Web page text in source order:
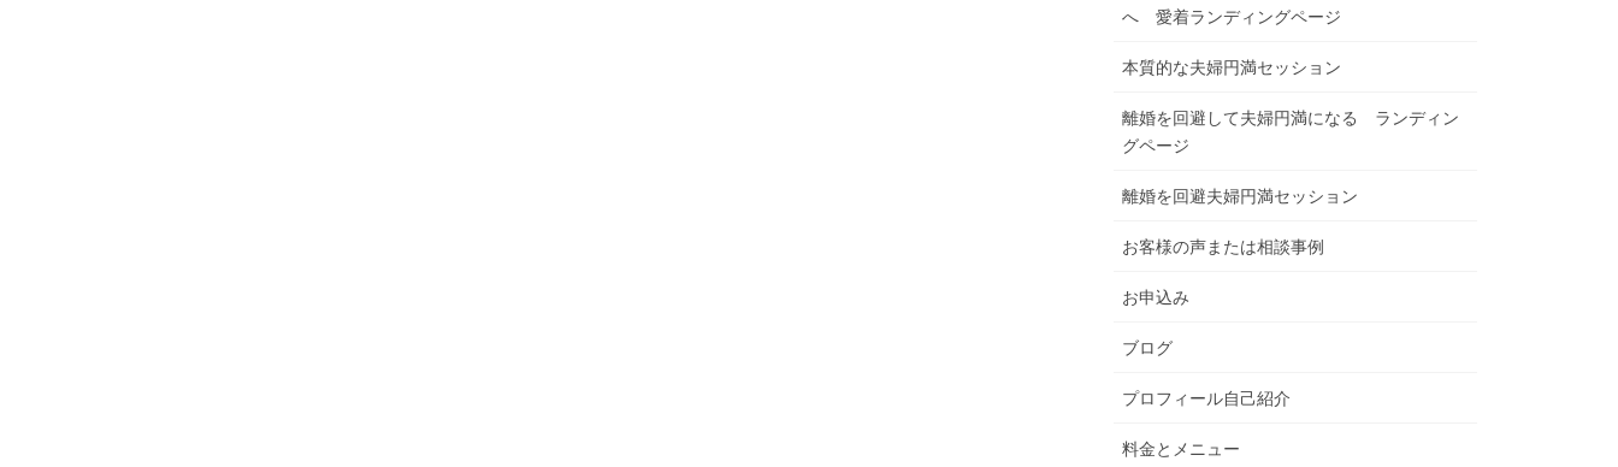
へ 愛着ランディングページ
本質的な夫婦円満セッション
離婚を回避して夫婦円満になる ランディン
グページ
離婚を回避夫婦円満セッション
お客様の声または相談事例
お申込み
ブログ
プロフィール自己紹介
料金とメニュー